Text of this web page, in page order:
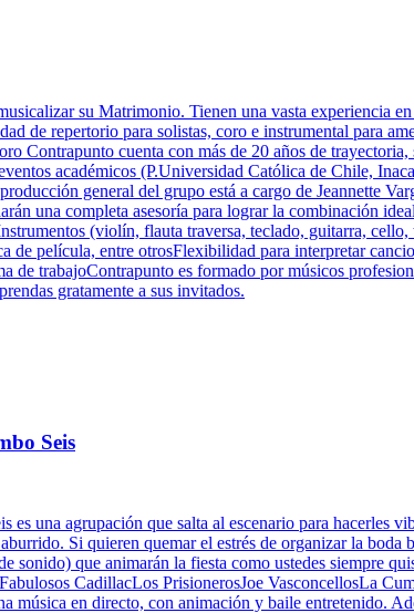
su Matrimonio. Tienen una vasta experiencia
de repertorio para solistas, coro e instrumental para
Contrapunto cuenta con más de 20 años de
académicos (P.Universidad Católica de Chile,
general del grupo está a cargo de Jeannette
una completa asesoría para lograr la combinación
(violín, flauta traversa, teclado, guitarra,
de película, entre otrosFlexibilidad para interpretar
de trabajoContrapunto es formado por músicos
gratamente a sus invitados.
Seis
es una agrupación que salta al escenario para hacerles
Si quieren quemar el estrés de organizar la
sonido) que animarán la fiesta como ustedes siempre
CadillacLos PrisionerosJoe VasconcellosLa
música en directo, con animación y baile entretenido.